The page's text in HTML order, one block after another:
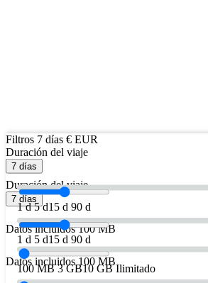
Filtros 7 días € EUR
Duración del viaje
7 días
1 d 5 d15 d 90 d
Datos incluidos 100 MB
100 MB 3 GB10 GB Ilimitado
Duración del viaje
7 días
1 d 5 d15 d 90 d
Datos incluidos 100 MB